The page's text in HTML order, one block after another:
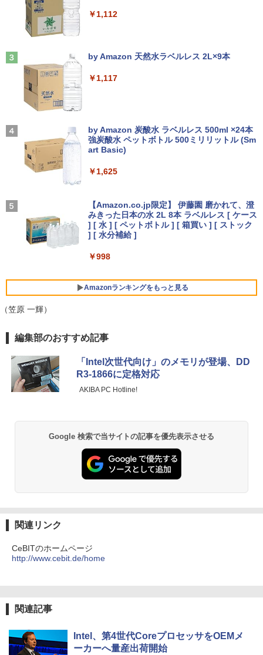
料】
【★最大100%ポイント】【第4世代 Cor
PC/Windows11
￥24,999
2026】【Office2019H&B】【DVD×テン
キー】富士通 LIFEBOOK A577/第7世代
Core i5/メモリ:4GB/8GB/16GB/SSD:12
8GB/256GB/512GB/1TB/Wi-fi/15.6型/Of
fice/HDMI/USB3.0/中古PC 中古ノートパ
ソコン/Windows11/Windows10
モリ 8GB SSD 128GB 256GB 512GB 1
カラー 14型 薄型 軽量 初心者 学習向け P
C ピンク シルバー 最短当日出荷
￥29,800
A モニター 液晶 液晶モニター 液晶ディ
￥12,100
チパネル バッテリー内蔵 無線接続 12モ
デル選択 非光沢 IPSパネル Type-C HDM
I 軽量 薄型 リモートワーク ディスプレイ
【楽天1位常連・超800冠獲得】黒/白 モ
ニター 21.5 / 23.8 / 24.5 / 27型 240Hz/2
00Hz /180Hz/165Hz/100Hz ゲーミングモ
ニター 1ms応答 pcモニター パソコン モ
ニター 非光沢 スピーカー内蔵 HDR/Free
￥13,999
5
【SALE P5倍】モバイルモニター ゲーミ
UXGA ディスプレイ PC ゲーム 1年保証
軽量 薄型 非光沢 PS5 最新iPhone VESA
内蔵スタンド 180度 カバー付 ノングレア
液晶 IPSパネル USB-C HDMI WT-140LP
[新品]ブラッククローバー (1-38巻 全巻)
￥19,096
￥19,500
Anker Soundcore Liberty 5 ディープブルー
【2026年アップグレード版】AOKIMI ワイヤ
軽量 ブルートゥースHi-Fi 最大36時間再生 ぶ
付き 防水 タッチ式音量調整 スポーツ/通勤/通
学/WEB会議(ホワイト)
￥1,964
リング ANC 36時間再生
￥250
￥250
￥1,112
by Amazon 天然水ラベルレス 2L×9本
￥1,117
by Amazon 炭酸水 ラベルレス 500ml ×24本
強炭酸水 ペットボトル 500ミリリットル (Sm
art Basic)
￥1,625
【Amazon.co.jp限定】 伊藤園 磨かれて、澄
みきった日本の水 2L 8本 ラベルレス [ ケース
] [ 水 ] [ ペットボトル ] [ 箱買い ] [ ストック
] [ 水分補給 ]
￥998
Amazonランキングをもっと見る
薬屋のひとりごと 17巻 (デジタル版ビッグガ
ンガンコミックス)
￥770
エース)
￥832
クスDIGITAL)
HUNTER×HUNTER モノクロ版 39 (ジャンプ
スーパーの裏でヤニ吸うふたり 9巻 (デジタル
版ビッグガンガンコミックス)
（笠原 一輝）
編集部のおすすめ記事
「Intel次世代向け」のメモリが登場、DD
R3-1866に定格対応
AKIBA PC Hotline!
Google 検索で当サイトの記事を優先表示させる
関連リンク
CeBITのホームページ
http://www.cebit.de/home
関連記事
Intel、第4世代CoreプロセッサをOEMメ
ーカーへ量産出荷開始